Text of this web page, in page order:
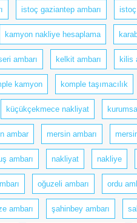
istoç gaziantep ambarı istoç
kamyon nakliye hesaplama
ambarı kelkit ambarı kilis
kamyon komple taşımacılık
küçükçekmece nakliyat
ambar mersin ambarı
ambarı nakliyat nakliye
oğuzeli ambarı ordu
ambarı şahinbey ambarı